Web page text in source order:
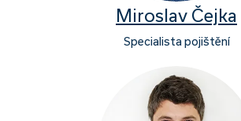
Miroslav Čejka
Specialista pojištění